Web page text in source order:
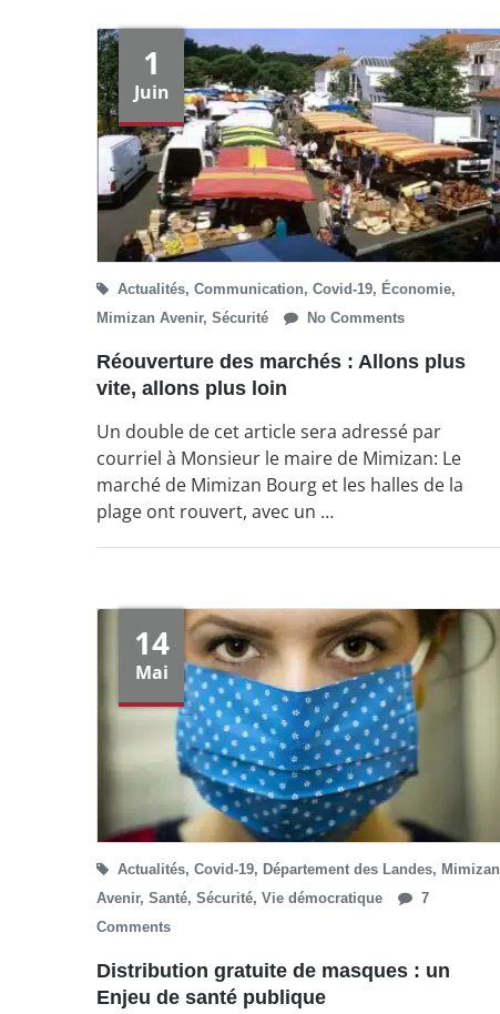
1
Juin
Actualités, Communication, Covid-19, Économie,
Mimizan Avenir, Sécurité No Comments
Réouverture des marchés : Allons plus
vite, allons plus loin
Un double de cet article sera adressé par
courriel à Monsieur le maire de Mimizan: Le
marché de Mimizan Bourg et les halles de la
plage ont rouvert, avec un …
14
Mai
Actualités, Covid-19, Département des Landes, Mimizan
Avenir, Santé, Sécurité, Vie démocratique
7
Comments
Distribution gratuite de masques : un
Enjeu de santé publique